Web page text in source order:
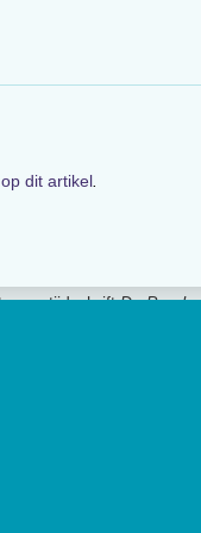
dit artikel.
van tijdschriftDe